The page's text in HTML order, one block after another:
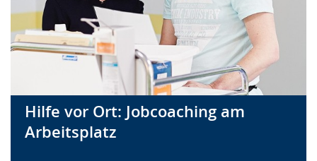
Hilfe vor Ort: Jobcoaching am
Arbeitsplatz